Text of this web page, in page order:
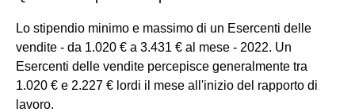
Lo stipendio minimo e massimo di un Esercenti delle
vendite - da 1.020 € a 3.431 € al mese - 2022. Un
Esercenti delle vendite percepisce generalmente tra
1.020 € e 2.227 € lordi il mese all'inizio del rapporto di
lavoro.